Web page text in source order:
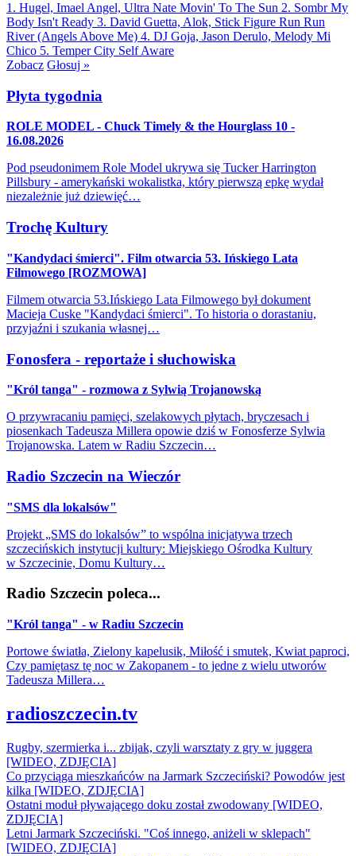
1. Hugel, Imael Angel, Ultra Nate Movin' To The Sun 2. Sombr My
Body Isn't Ready 3. David Guetta, Alok, Stick Figure Run Run
River (Angels Above Me) 4. DJ Goja, Jason Derulo, Melody Mi
Chico 5. Temper City Self Aware
Zobacz Głosuj »
Płyta tygodnia
ROLE MODEL - Chuck Timely & the Hourglass 10 -
16.08.2026
Pod pseudonimem Role Model ukrywa się Tucker Harrington
Pillsbury - amerykański wokalistka, który pierwszą epkę wydał
niezależnie już dziewięć…
Trochę Kultury
"Kandydaci śmierci". Film otwarcia 53. Ińskiego Lata
Filmowego [ROZMOWA]
Filmem otwarcia 53.Ińskiego Lata Filmowego był dokument
Macieja Cuske "Kandydaci śmierci". To historia o dorastaniu,
przyjaźni i szukania własnej…
Fonosfera - reportaże i słuchowiska
"Król tanga" - rozmowa z Sylwią Trojanowską
O przywracaniu pamięci, szelakowych płytach, bryczesach i
piosenkach Tadeusza Millera opowie dziś w Fonosferze Sylwia
Trojanowska. Latem w Radiu Szczecin…
Radio Szczecin na Wieczór
"SMS dla lokalsów"
Projekt „SMS do lokalsów” to wspólna inicjatywa trzech
szczecińskich instytucji kultury: Miejskiego Ośrodka Kultury
w Szczecinie, Domu Kultury…
Radio Szczecin poleca...
"Król tanga" - w Radiu Szczecin
Portowe światła, Zielony kapelusik, Miłość i smutek, Kwiat paproci,
Czy pamiętasz tę noc w Zakopanem - to jedne z wielu utworów
Tadeusza Millera…
radioszczecin.tv
Rugby, szermierka i... zbijak, czyli warsztaty z gry w juggera
[WIDEO, ZDJĘCIA]
Co przyciąga mieszkańców na Jarmark Szczeciński? Powodów jest
kilka [WIDEO, ZDJĘCIA]
Ostatni moduł pływającego doku został zwodowany [WIDEO,
ZDJĘCIA]
Letni Jarmark Szczeciński. "Coś innego, aniżeli w sklepach"
[WIDEO, ZDJĘCIA]